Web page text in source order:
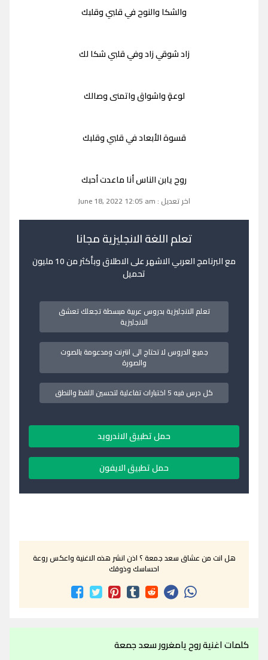
والشكا والنوح في قلبي وقلبك
زاد شوقي زاد وفي قلبي شكا لك
لوعةٍ واشواق واتمنى وصالك
قسوة الأبعاد في قلبي وقلبك
روح يابن الناس أنا ماعدت أحبك
اخر تعديل : June 18, 2022 12:05 am
تعلم اللغة الانجليزية مجانا
مع البرنامج العربي الاشهر على الاطلاق وبأكثر من 10 مليون
تحميل
تعلم الانجليزية بدروس عربية مبسطة تجعلك تعشق
الانجليزية
جميع الدروس لا تحتاج الى انترنت ومدعومة بالصوت
والصورة
كل درس فيه 5 اختبارات تفاعلية لتحسين اللفظ والنطق
حمل تطبيق الاندرويد
حمل تطبيق الايفون
هل انت من عشاق سعد جمعة ؟ اذن انشر هذه الاغنية واعكس روعة
احساسك وذوقك
كلمات اغنية روح يامغرور سعد جمعة